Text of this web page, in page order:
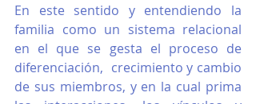
En este sentido y entendiendo la
familia como un sistema relacional
en el que se gesta el proceso de
diferenciación,  crecimiento y cambio
de sus miembros, y en la cual prima